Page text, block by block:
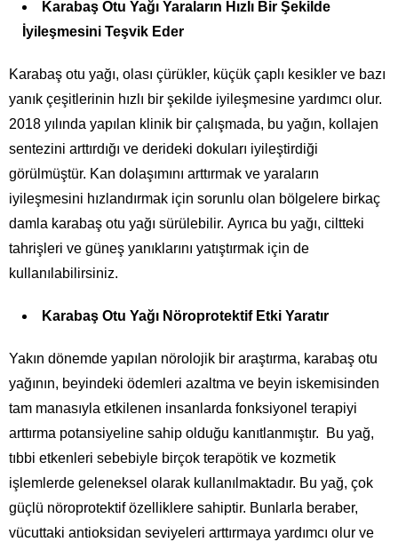
Karabaş Otu Yağı Yaraların Hızlı Bir Şekilde
İyileşmesini Teşvik Eder
Karabaş otu yağı, olası çürükler, küçük çaplı kesikler ve bazı
yanık çeşitlerinin hızlı bir şekilde iyileşmesine yardımcı olur.
2018 yılında yapılan klinik bir çalışmada, bu yağın, kollajen
sentezini arttırdığı ve derideki dokuları iyileştirdiği
görülmüştür. Kan dolaşımını arttırmak ve yaraların
iyileşmesini hızlandırmak için sorunlu olan bölgelere birkaç
damla karabaş otu yağı sürülebilir. Ayrıca bu yağı, ciltteki
tahrişleri ve güneş yanıklarını yatıştırmak için de
kullanılabilirsiniz.
Karabaş Otu Yağı Nöroprotektif Etki Yaratır
Yakın dönemde yapılan nörolojik bir araştırma, karabaş otu
yağının, beyindeki ödemleri azaltma ve beyin iskemisinden
tam manasıyla etkilenen insanlarda fonksiyonel terapiyi
arttırma potansiyeline sahip olduğu kanıtlanmıştır. Bu yağ,
tıbbi etkenleri sebebiyle birçok terapötik ve kozmetik
işlemlerde geleneksel olarak kullanılmaktadır. Bu yağ, çok
güçlü nöroprotektif özelliklere sahiptir. Bunlarla beraber,
vücuttaki antioksidan seviyeleri arttırmaya yardımcı olur ve